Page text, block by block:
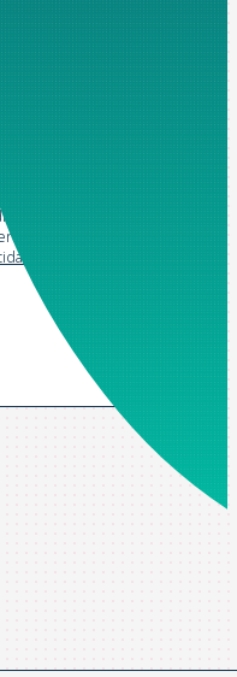
y tratados por
y realizar prospección
un asterisco son
procesar su solicitud.
sus derechos, puede